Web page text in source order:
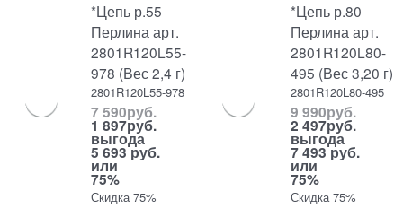
*Цепь р.55
Перлина арт.
2801R120L55-
978 (Вес 2,4 г)
2801R120L55-978
7 590руб.
1 897руб.
выгода
5 693 руб.
или
75%
Скидка 75%
*Цепь р.80
Перлина арт.
2801R120L80-
495 (Вес 3,20 г)
2801R120L80-495
9 990руб.
2 497руб.
выгода
7 493 руб.
или
75%
Скидка 75%